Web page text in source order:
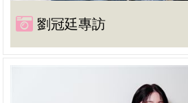
劉冠廷專訪